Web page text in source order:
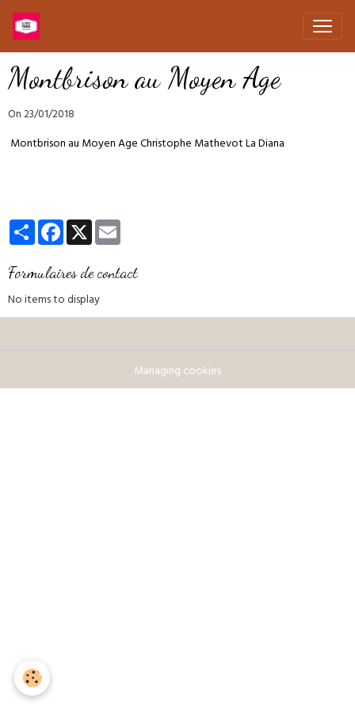
Montbrison au Moyen Age
On 23/01/2018
Montbrison au Moyen Age Christophe Mathevot La Diana
PartagerFacebook
X
Formulaires de contact
No items to display
Managing cookies